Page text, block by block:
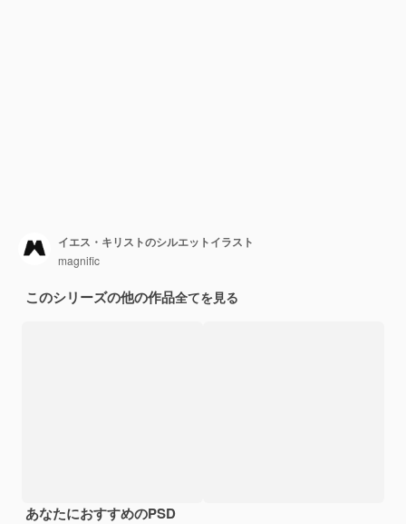
イエス・キリストのシルエットイラスト
magnific
このシリーズの他の作品全てを見る
あなたにおすすめのPSD